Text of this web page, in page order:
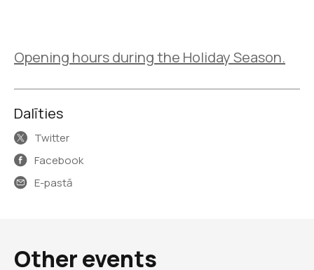
Opening hours during the Holiday Season.
Dalīties
Twitter
Facebook
E-pastā
Other events